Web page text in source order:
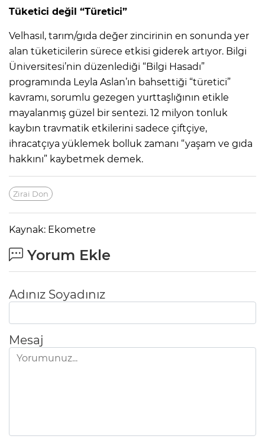
Tüketici değil “Türetici”
Velhasıl, tarım/gıda de­ğer zincirinin en sonunda yer
alan tüketicilerin süre­ce etkisi giderek artıyor. Bil­gi
Üniversitesi’nin düzenledi­ği “Bilgi Hasadı”
programın­da Leyla Aslan’ın bahsettiği “türetici”
kavramı, sorumlu gezegen yurttaşlığının etikle
mayalanmış güzel bir sentezi. 12 milyon tonluk
kaybın trav­matik etkilerini sadece çift­çiye,
ihracatçıya yüklemek bolluk zamanı “yaşam ve gıda
hakkını” kaybetmek demek.
Zirai Don
Kaynak: Ekometre
Yorum Ekle
Adınız Soyadınız
Mesaj